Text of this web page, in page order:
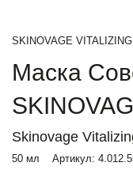
SKINOVAGE VITALIZING
Маска
Skinovage
50 мл Артикул: